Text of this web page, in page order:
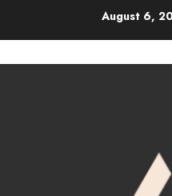
August 6,